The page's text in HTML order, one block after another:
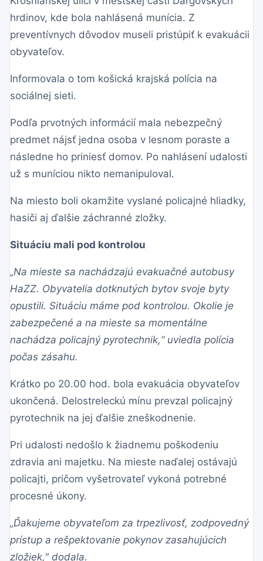
hrdinov, kde bola nahlásená munícia. Z
preventívnych dôvodov museli pristúpiť k evakuácii
obyvateľov.
Informovala o tom košická krajská polícia na
sociálnej sieti.
Podľa prvotných informácií mala nebezpečný
predmet nájsť jedna osoba v lesnom poraste a
následne ho priniesť domov. Po nahlásení udalosti
už s muníciou nikto nemanipuloval.
Na miesto boli okamžite vyslané policajné hliadky,
hasiči aj ďalšie záchranné zložky.
Situáciu mali pod kontrolou
„Na mieste sa nachádzajú evakuačné autobusy
HaZZ. Obyvatelia dotknutých bytov svoje byty
opustili. Situáciu máme pod kontrolou. Okolie je
zabezpečené a na mieste sa momentálne
nachádza policajný pyrotechnik,“ uviedla polícia
počas zásahu.
Krátko po 20.00 hod. bola evakuácia obyvateľov
ukončená. Delostreleckú mínu prevzal policajný
pyrotechnik na jej ďalšie zneškodnenie.
Pri udalosti nedošlo k žiadnemu poškodeniu
zdravia ani majetku. Na mieste naďalej ostávajú
policajti, pričom vyšetrovateľ vykoná potrebné
procesné úkony.
„Ďakujeme obyvateľom za trpezlivosť, zodpovedný
prístup a rešpektovanie pokynov zasahujúcich
zložiek," dodala.